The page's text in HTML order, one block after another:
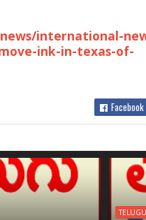
international-
ink-in-texas-of-
Facebook